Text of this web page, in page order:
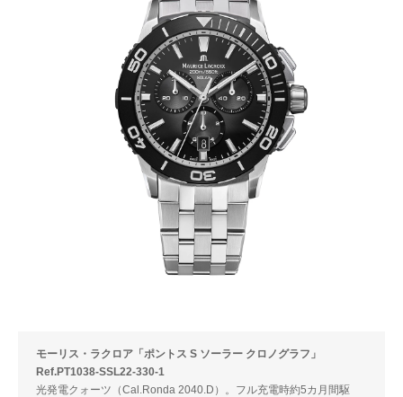
モーリス・ラクロア「ポントス S ソーラー クロノグラフ」
Ref.PT1038-SSL22-330-1
光発電クォーツ（Cal.Ronda 2040.D）。フル充電時約5カ月間駆